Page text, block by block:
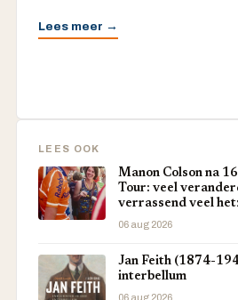
Lees meer →
LEES OOK
Manon Colson na
Tour: veel
verrassend veel
06 aug 2026
Jan Feith (1874-
interbellum
06 aug 2026